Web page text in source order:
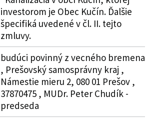
investorom je Obec Kučín. Ďalšie
špecifiká uvedené v čl. II. tejto
zmluvy.
budúci povinný z vecného bremena
, Prešovský samosprávny kraj ,
Námestie mieru 2, 080 01 Prešov ,
37870475 , MUDr. Peter Chudík -
predseda